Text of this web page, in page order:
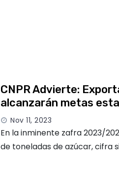
CNPR Advierte:
alcanzarán metas
Nov 11, 2023
En la inminente zafra 2023/
de toneladas de azúcar, cifra